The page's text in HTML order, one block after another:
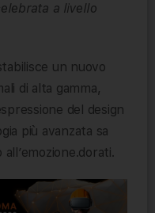
a livello
un nuovo
di alta gamma,
del design
più avanzata sa